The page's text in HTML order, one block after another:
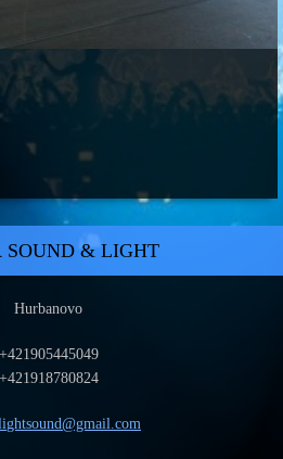
SOUND & LIGHT
Hurbanovo
+421905445049
+421918780824
ghtsound@gmail.com